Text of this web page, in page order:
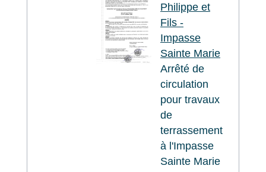
Philippe et
Fils -
Impasse
Sainte Marie
Arrêté de
circulation
pour travaux
de
terrassement
à l'Impasse
Sainte Marie